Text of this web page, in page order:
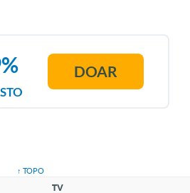
DOAR
↑ TOPO
TV